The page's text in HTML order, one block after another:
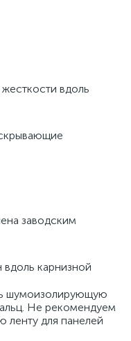
вдоль
заводским
вдоль карнизной
шумоизолирующую
Не рекомендуем
ленту для панелей